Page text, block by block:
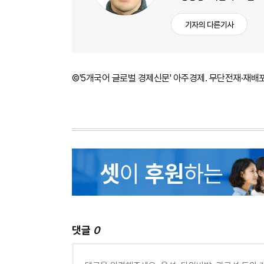
기자의 다른기사
©'5개국어 글로벌 경제신문' 아주경제. 무단전재·재배
댓글 0